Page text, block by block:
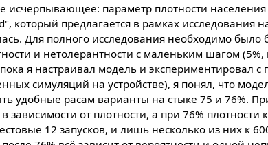
исчерпывающее: параметр плотности
который предлагается в рамках исследования
Для полного исследования необходимо было
и нетолерантности с маленьким шагом (5%,
я настраивал модель и экспериментировал
симуляций на устройстве), я понял, что
удобные расам варианты на стыке 75 и 76%.
зависимости от плотности, а при 76% плотности
12 запусков, и лишь несколько из них к